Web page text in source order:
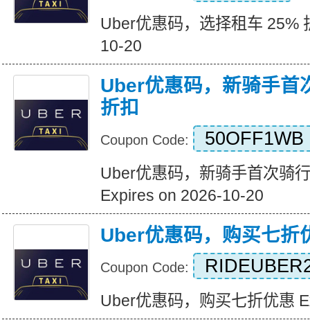
Uber优惠码，选择租车 25%
10-20
Uber优惠码，新骑手首
折扣
Coupon Code: 50OFF1WB
Uber优惠码，新骑手首次骑
Expires on 2026-10-20
Uber优惠码，购买七折
Coupon Code:
Uber优惠码，购买七折优惠